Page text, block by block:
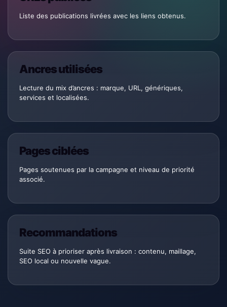
Liste des publications livrées avec les liens obtenus.
Ancres utilisées
Lecture du mix d’ancres : marque, URL, génériques,
services et localisées.
Pages ciblées
Pages soutenues par la campagne et niveau de priorité
associé.
Recommandations
Suite SEO à prioriser après livraison : contenu, maillage,
SEO local ou nouvelle vague.